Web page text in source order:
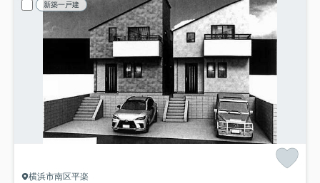
新築一戸建
横浜市南区平楽